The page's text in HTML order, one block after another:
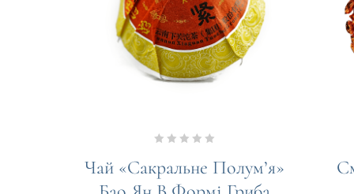
out
of
Чай «Сакральне Полум’я»